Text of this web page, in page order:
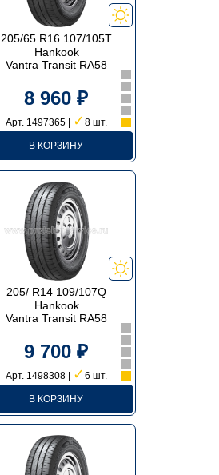
205/65 R16 107/105T
Hankook
Vantra Transit RA58
8 960 ₽
Арт. 1497365 | ✓ 8 шт.
В КОРЗИНУ
205/ R14 109/107Q
Hankook
Vantra Transit RA58
9 700 ₽
Арт. 1498308 | ✓ 6 шт.
В КОРЗИНУ